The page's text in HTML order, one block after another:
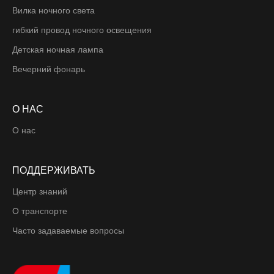
Вилка ночного света
гибкий провод ночного освещения
Детская ночная лампа
Вечерний фонарь
О НАС
О нас
ПОДДЕРЖИВАТЬ
Центр знаний
О транспорте
Часто задаваемые вопросы